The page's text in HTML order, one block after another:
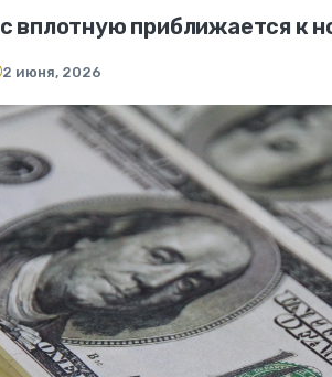
вплотную приближается к
2 июня, 2026